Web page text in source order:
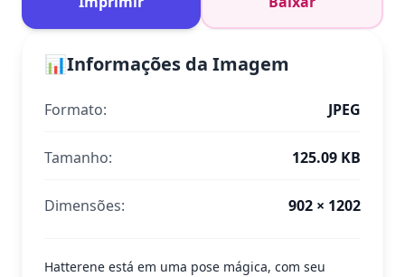
📊Informações da Imagem
Formato: JPEG
Tamanho: 125.09 KB
Dimensões: 902 × 1202
Hatterene está em uma pose mágica, com seu